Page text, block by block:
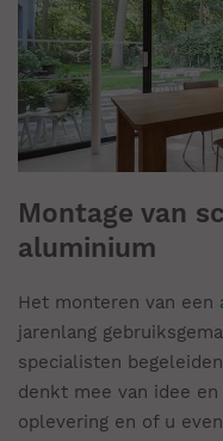
Montage van
aluminium
Het monteren van een
jarenlang
specialisten
denkt mee van idee
oplevering en of u